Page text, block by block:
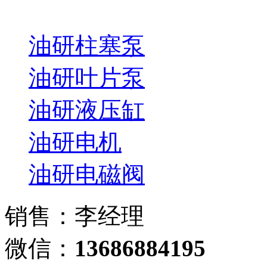
油研柱塞泵
油研叶片泵
油研液压缸
油研电机
油研电磁阀
销售：李经理
微信： 13686884195